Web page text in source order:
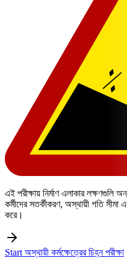
এই পরীক্ষায় নির্মাণ এলাকার লক্ষণগুলি
কর্মীদের সতর্কীকরণ, অস্থায়ী গতি সীমা
করে।
Start অস্থায়ী কর্মক্ষেত্রের চিহ্ন পরীক্ষা